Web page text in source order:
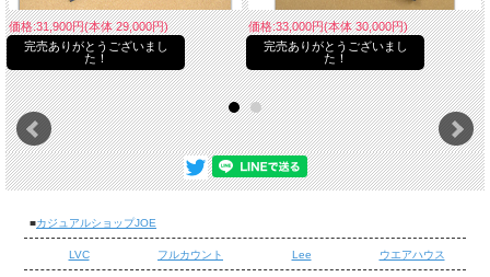
価格:31,900円(本体 29,000円)
完売ありがとうございまし
た！
価格:33,000円(本体 30,000円)
完売ありがとうございまし
た！
■カジュアルショップJOE
LVC フルカウント Lee ウエアハウス